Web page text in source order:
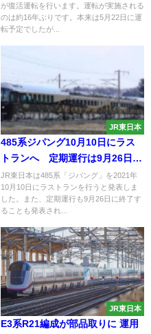
日㈯運転）
が復活運転を行います。運転が実施される
のは約16年ぶりです。本来は5月22日に運
転予定でしたが...
JR東日本
485系ジパング10月10日にラス
トランへ 定期運行は9月26日に
終了
JR東日本は485系「ジパング」を2021年
10月10日にラストランを行うと発表しま
した。また、定期運行も9月26日に終了す
ることも発表され...
JR東日本
E3系R21編成が部品取りに 運用